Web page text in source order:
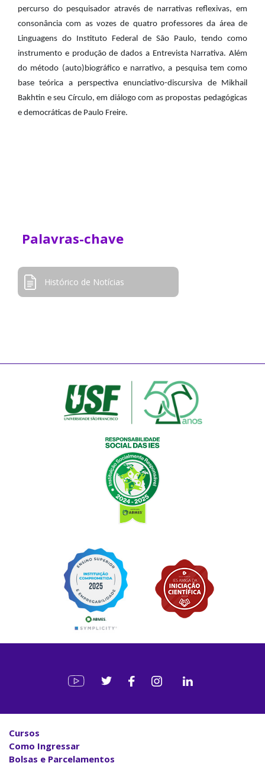
percurso do pesquisador através de narrativas reflexivas, em
consonância com as vozes de quatro professores da área de
Linguagens do Instituto Federal de São Paulo, tendo como
instrumento e produção de dados a Entrevista Narrativa. Além
do método (auto)biográfico e narrativo, a pesquisa tem como
base teórica a perspectiva enunciativo-discursiva de Mikhail
Bakhtin e seu Círculo, em diálogo com as propostas pedagógicas
e democráticas de Paulo Freire.
Palavras-chave
Histórico de Notícias
Cursos
Como Ingressar
Bolsas e Parcelamentos